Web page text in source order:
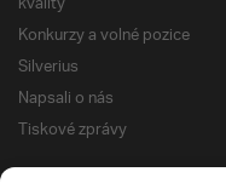
Konkurzy a volné pozice
Silverius
Napsali o nás
Tiskové zprávy